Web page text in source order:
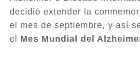
decidió extender la
el mes de septiembre, y así
el Mes Mundial del